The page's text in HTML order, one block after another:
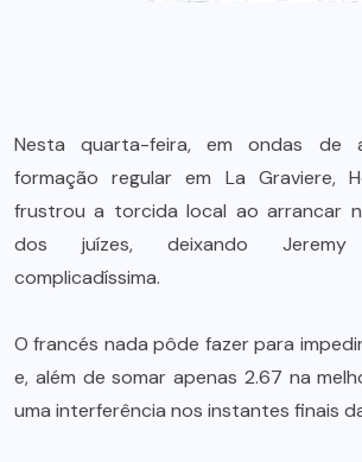
Nesta quarta-feira, em ondas
formação regular em La Graviere,
frustrou a torcida local ao arrancar
dos juízes, deixando
complicadíssima.
O francés nada pôde fazer para
e, além de somar apenas 2.67 na
uma interferência nos instantes finais